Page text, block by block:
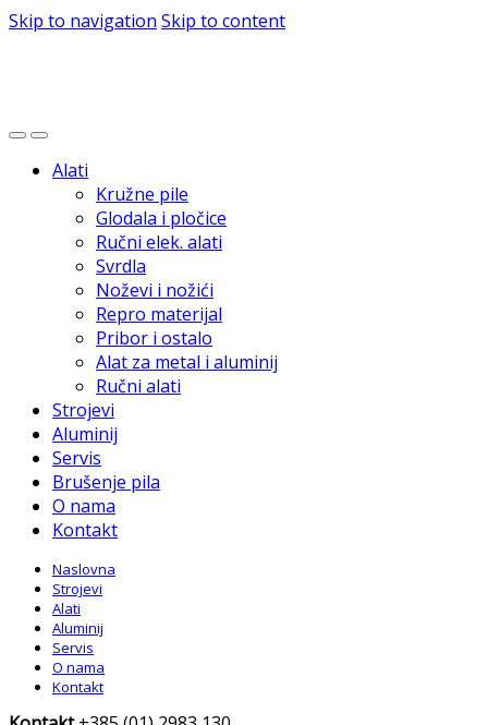
Skip to navigation Skip to content
Alati
Kružne pile
Glodala i pločice
Ručni elek. alati
Svrdla
Noževi i nožići
Repro materijal
Pribor i ostalo
Alat za metal i aluminij
Ručni alati
Strojevi
Aluminij
Servis
Brušenje pila
O nama
Kontakt
Naslovna
Strojevi
Alati
Aluminij
Servis
O nama
Kontakt